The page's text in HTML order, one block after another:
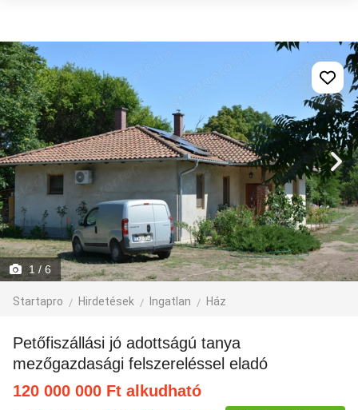
1 / 6
Startapro Hirdetések Ingatlan Ház
Petőfiszállási jó adottságú tanya
mezőgazdasági felszereléssel eladó
120 000 000 Ft alkudható